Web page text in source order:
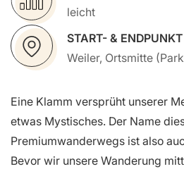
leicht
START- & ENDPUNKT
Weiler, Ortsmitte
Eine Klamm versprüht unserer
etwas Mystisches. Der Name
Premiumwanderwegs ist also
Bevor wir unsere Wanderung